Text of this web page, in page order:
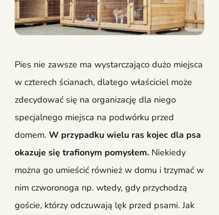
Pies nie zawsze ma wystarczająco dużo miejsca
w czterech ścianach, dlatego właściciel może
zdecydować się na organizację dla niego
specjalnego miejsca na podwórku przed
domem. W przypadku wielu ras kojec dla psa
okazuje się trafionym pomysłem. Niekiedy
można go umieścić również w domu i trzymać w
nim czworonoga np. wtedy, gdy przychodzą
goście, którzy odczuwają lęk przed psami. Jak